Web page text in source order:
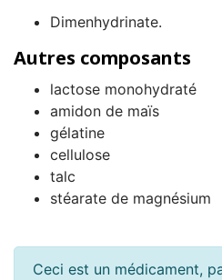
Dimenhydrinate.
Autres composants
lactose monohydraté
amidon de maïs
gélatine
cellulose
talc
stéarate de magnésium
Ceci est un médicament,